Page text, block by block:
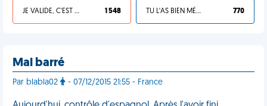
JE VALIDE, C'EST UNE VDM 1 548 TU L'AS BIEN MÉRITÉ 770
Mal barré
Par blabla02 - 07/12/2015 21:55 - France